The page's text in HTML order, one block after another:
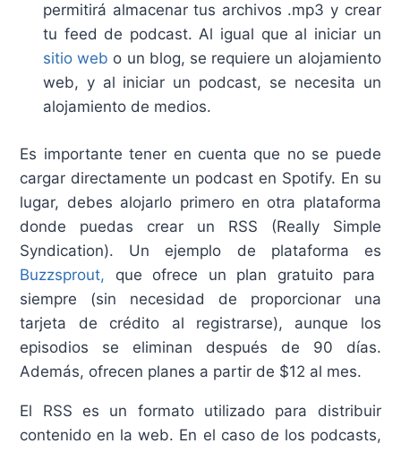
permitirá almacenar tus archivos .mp3 y crear
tu feed de podcast. Al igual que al iniciar un
sitio web o un blog, se requiere un alojamiento
web, y al iniciar un podcast, se necesita un
alojamiento de medios.
Es importante tener en cuenta que no se puede
cargar directamente un podcast en Spotify. En su
lugar, debes alojarlo primero en otra plataforma
donde puedas crear un RSS (Really Simple
Syndication). Un ejemplo de plataforma es
Buzzsprout, que ofrece un plan gratuito para
siempre (sin necesidad de proporcionar una
tarjeta de crédito al registrarse), aunque los
episodios se eliminan después de 90 días.
Además, ofrecen planes a partir de $12 al mes.
El RSS es un formato utilizado para distribuir
contenido en la web. En el caso de los podcasts,